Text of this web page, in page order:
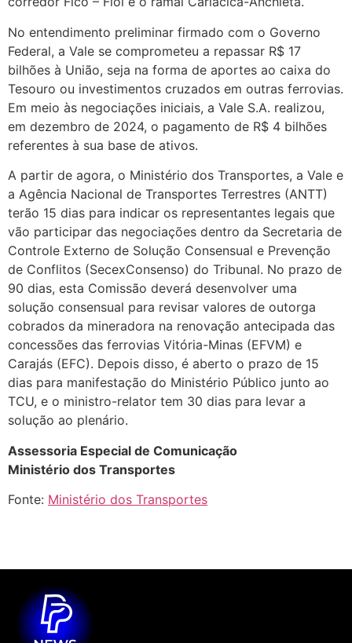
No entendimento preliminar firmado com o Governo
Federal, a Vale se comprometeu a repassar R$ 17
bilhões à União, seja na forma de aportes ao caixa do
Tesouro ou investimentos cruzados em outras ferrovias.
Em meio às negociações iniciais, a Vale S.A. realizou,
em dezembro de 2024, o pagamento de R$ 4 bilhões
referentes à sua base de ativos.
A partir de agora, o Ministério dos Transportes, a Vale e
a Agência Nacional de Transportes Terrestres (ANTT)
terão 15 dias para indicar os representantes legais que
vão participar das negociações dentro da Secretaria de
Controle Externo de Solução Consensual e Prevenção
de Conflitos (SecexConsenso) do Tribunal. No prazo de
90 dias, esta Comissão deverá desenvolver uma
solução consensual para revisar valores de outorga
cobrados da mineradora na renovação antecipada das
concessões das ferrovias Vitória-Minas (EFVM) e
Carajás (EFC). Depois disso, é aberto o prazo de 15
dias para manifestação do Ministério Público junto ao
TCU, e o ministro-relator tem 30 dias para levar a
solução ao plenário.
Assessoria Especial de Comunicação
Ministério dos Transportes
Fonte: Ministério dos Transportes